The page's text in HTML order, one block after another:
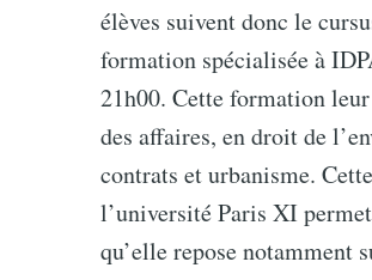
élèves suivent donc le
formation spécialisée à
21h00. Cette formation
des affaires, en droit de
contrats et urbanisme.
l’université Paris XI
qu’elle repose notamment
Stay up to date!